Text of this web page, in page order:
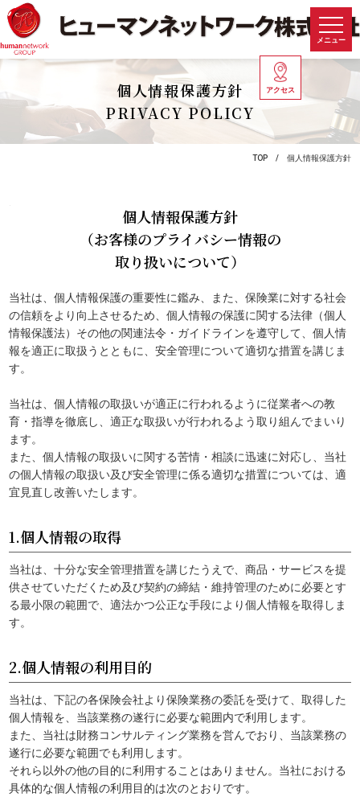
メニュー
アクセス
個人情報保護方針
PRIVACY POLICY
TOP 個人情報保護方針
個人情報保護方針
（お客様のプライバシー情報の
取り扱いについて）
当社は、個人情報保護の重要性に鑑み、また、保険業に対する社会
の信頼をより向上させるため、個人情報の保護に関する法律（個人
情報保護法）その他の関連法令・ガイドラインを遵守して、個人情
報を適正に取扱うとともに、安全管理について適切な措置を講じま
す。
当社は、個人情報の取扱いが適正に行われるように従業者への教
育・指導を徹底し、適正な取扱いが行われるよう取り組んでまいり
ます。
また、個人情報の取扱いに関する苦情・相談に迅速に対応し、当社
の個人情報の取扱い及び安全管理に係る適切な措置については、適
宜見直し改善いたします。
1.個人情報の取得
当社は、十分な安全管理措置を講じたうえで、商品・サービスを提
供させていただくため及び契約の締結・維持管理のために必要とす
る最小限の範囲で、適法かつ公正な手段により個人情報を取得しま
す。
2.個人情報の利用目的
当社は、下記の各保険会社より保険業務の委託を受けて、取得した
個人情報を、当該業務の遂行に必要な範囲内で利用します。
また、当社は財務コンサルティング業務を営んでおり、当該業務の
遂行に必要な範囲でも利用します。
それら以外の他の目的に利用することはありません。当社における
具体的な個人情報の利用目的は次のとおりです。